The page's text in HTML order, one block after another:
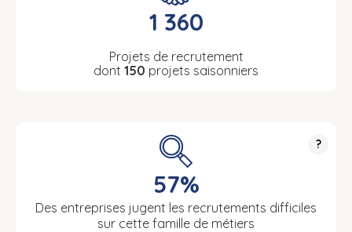
1 360
Projets de recrutement
dont 150 projets saisonniers
?
57%
Des entreprises jugent les recrutements difficiles
sur cette famille de métiers